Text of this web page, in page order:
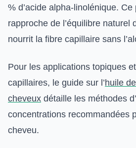
% d’acide alpha-linolénique.
rapproche de l’équilibre naturel
nourrit la fibre capillaire sans
Pour les applications topiques
capillaires, le guide sur l’huile
cheveux détaille les méthodes
concentrations recommandées
cheveu.